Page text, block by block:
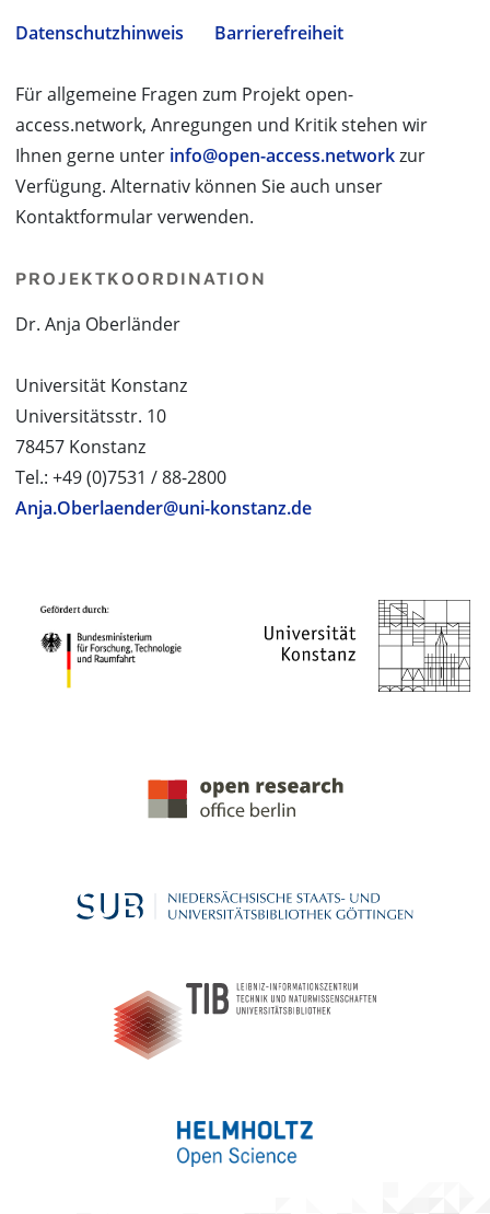
Datenschutzhinweis
Barrierefreiheit
Für allgemeine Fragen zum Projekt open-
access.network, Anregungen und Kritik stehen wir
Ihnen gerne unter info@open-access.networkzur
Verfügung. Alternativ können Sie auch unser
Kontaktformular verwenden.
PROJEKTKOORDINATION
Dr. Anja Oberländer
Universität Konstanz
Universitätsstr. 10
78457 Konstanz
Tel.: +49 (0)7531 / 88-2800
Anja.Oberlaender@uni-konstanz.de